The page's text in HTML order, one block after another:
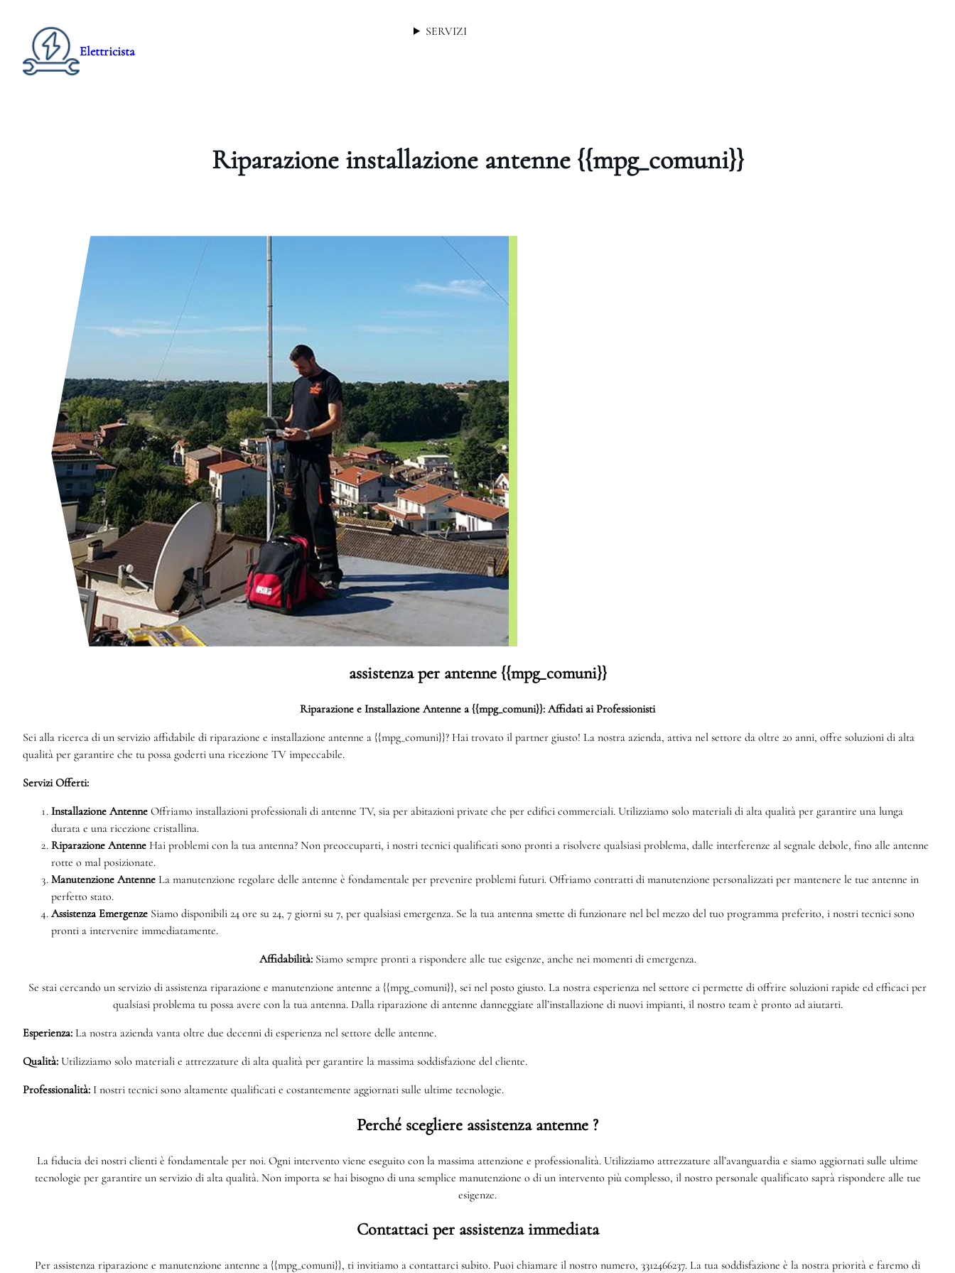
Elettricista
SERVIZI
Riparazione installazione antenne {{mpg_comuni}}
assistenza per antenne {{mpg_comuni}}
Riparazione e Installazione Antenne a {{mpg_comuni}}: Affidati ai Professionisti
Sei alla ricerca di un servizio affidabile di riparazione e installazione antenne a {{mpg_comuni}}? Hai trovato il partner giusto! La nostra azienda, attiva nel settore da oltre 20 anni, offre soluzioni di alta
qualità per garantire che tu possa goderti una ricezione TV impeccabile.
Servizi Offerti:
Installazione Antenne Offriamo installazioni professionali di antenne TV, sia per abitazioni private che per edifici commerciali. Utilizziamo solo materiali di alta qualità per garantire una lunga
durata e una ricezione cristallina.
Riparazione Antenne Hai problemi con la tua antenna? Non preoccuparti, i nostri tecnici qualificati sono pronti a risolvere qualsiasi problema, dalle interferenze al segnale debole, fino alle antenne
rotte o mal posizionate.
Manutenzione Antenne La manutenzione regolare delle antenne è fondamentale per prevenire problemi futuri. Offriamo contratti di manutenzione personalizzati per mantenere le tue antenne in
perfetto stato.
Assistenza Emergenze Siamo disponibili 24 ore su 24, 7 giorni su 7, per qualsiasi emergenza. Se la tua antenna smette di funzionare nel bel mezzo del tuo programma preferito, i nostri tecnici sono
pronti a intervenire immediatamente.
Affidabilità:Siamo sempre pronti a rispondere alle tue esigenze, anche nei momenti di emergenza.
Se stai cercando un servizio di assistenza riparazione e manutenzione antenne a {{mpg_comuni}}, sei nel posto giusto. La nostra esperienza nel settore ci permette di offrire soluzioni rapide ed efficaci per
qualsiasi problema tu possa avere con la tua antenna. Dalla riparazione di antenne danneggiate all’installazione di nuovi impianti, il nostro team è pronto ad aiutarti.
Esperienza: La nostra azienda vanta oltre due decenni di esperienza nel settore delle antenne.
Qualità: Utilizziamo solo materiali e attrezzature di alta qualità per garantire la massima soddisfazione del cliente.
Professionalità: I nostri tecnici sono altamente qualificati e costantemente aggiornati sulle ultime tecnologie.
Perché scegliere assistenza antenne ?
La fiducia dei nostri clienti è fondamentale per noi. Ogni intervento viene eseguito con la massima attenzione e professionalità. Utilizziamo attrezzature all’avanguardia e siamo aggiornati sulle ultime
tecnologie per garantire un servizio di alta qualità. Non importa se hai bisogno di una semplice manutenzione o di un intervento più complesso, il nostro personale qualificato saprà rispondere alle tue
esigenze.
Contattaci per assistenza immediata
Per assistenza riparazione e manutenzione antenne a {{mpg_comuni}}, ti invitiamo a contattarci subito. Puoi chiamare il nostro numero, 3312466237. La tua soddisfazione è la nostra priorità e faremo di